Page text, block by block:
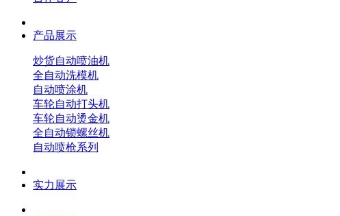
产品展示
炒货自动喷油机
全自动洗模机
自动喷涂机
车轮自动打头机
车轮自动烫金机
全自动锁螺丝机
自动喷枪系列
实力展示